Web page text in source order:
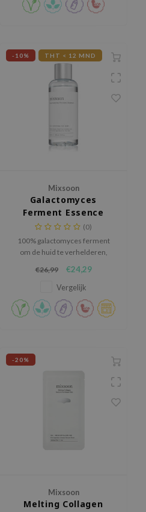
-10% THT < 12 MND
Mixsoon
Galactomyces
Ferment Essence
(0)
100% galactomyces ferment
om de huid te verhelderen,
€26,99 €24,29
Vergelijk
-20%
Mixsoon
Melting Collagen